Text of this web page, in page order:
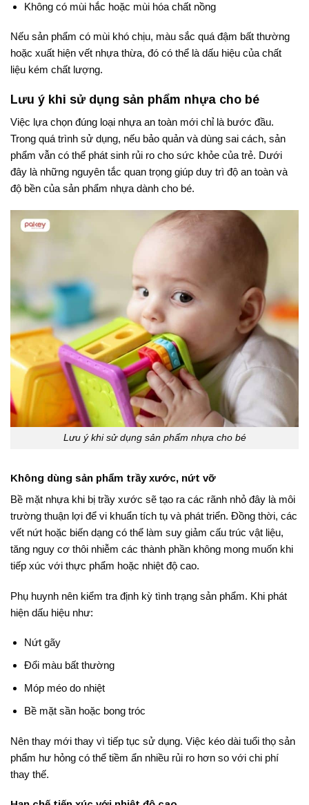
Không có mùi hắc hoặc mùi hóa chất nồng
Nếu sản phẩm có mùi khó chịu, màu sắc quá đậm bất thường
hoặc xuất hiện vết nhựa thừa, đó có thể là dấu hiệu của chất
liệu kém chất lượng.
Lưu ý khi sử dụng sản phẩm nhựa cho bé
Việc lựa chọn đúng loại nhựa an toàn mới chỉ là bước đầu.
Trong quá trình sử dụng, nếu bảo quản và dùng sai cách, sản
phẩm vẫn có thể phát sinh rủi ro cho sức khỏe của trẻ. Dưới
đây là những nguyên tắc quan trọng giúp duy trì độ an toàn và
độ bền của sản phẩm nhựa dành cho bé.
Lưu ý khi sử dụng sản phẩm nhựa cho bé
Không dùng sản phẩm trầy xước, nứt vỡ
Bề mặt nhựa khi bị trầy xước sẽ tạo ra các rãnh nhỏ đây là môi
trường thuận lợi để vi khuẩn tích tụ và phát triển. Đồng thời, các
vết nứt hoặc biến dạng có thể làm suy giảm cấu trúc vật liệu,
tăng nguy cơ thôi nhiễm các thành phần không mong muốn khi
tiếp xúc với thực phẩm hoặc nhiệt độ cao.
Phụ huynh nên kiểm tra định kỳ tình trạng sản phẩm. Khi phát
hiện dấu hiệu như:
Nứt gãy
Đổi màu bất thường
Móp méo do nhiệt
Bề mặt sần hoặc bong tróc
Nên thay mới thay vì tiếp tục sử dụng. Việc kéo dài tuổi thọ sản
phẩm hư hỏng có thể tiềm ẩn nhiều rủi ro hơn so với chi phí
thay thế.